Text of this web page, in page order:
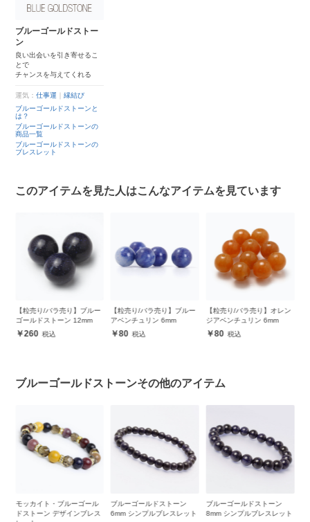
ブルーゴールドストー
ン
良い出会いを引き寄せるこ
とで
チャンスを与えてくれる
運気：仕事運 ｜縁結び
ブルーゴールドストーンと
は？
ブルーゴールドストーンの
商品一覧
ブルーゴールドストーンの
ブレスレット
このアイテムを見た人はこんなアイテムを見ています
【粒売り/バラ売り】ブルー
ゴールドストーン 12mm
260
【粒売り/バラ売り】ブルー
アベンチュリン 6mm
80
【粒売り/バラ売り】オレン
ジアベンチュリン 6mm
80
ブルーゴールドストーンその他のアイテム
モッカイト・ブルーゴール
ドストーン デザインブレス
ブルーゴールドストーン
6mm シンプルブレスレット
ブルーゴールドストーン
8mm シンプルブレスレット